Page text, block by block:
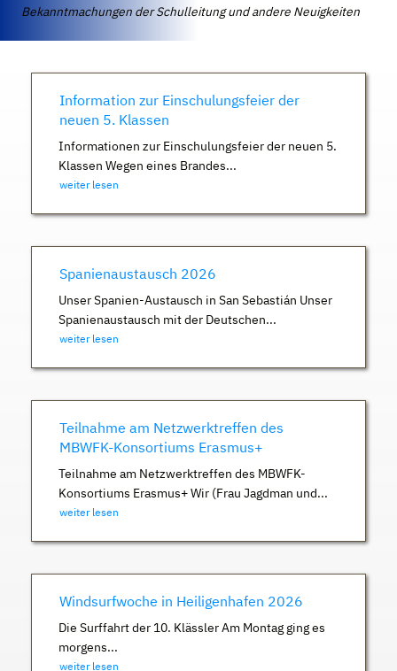
Bekanntmachungen der Schulleitung und andere Neuigkeiten
Information zur Einschulungsfeier der
neuen 5. Klassen
Informationen zur Einschulungsfeier der neuen 5.
Klassen Wegen eines Brandes...
weiter lesen
Spanienaustausch 2026
Unser Spanien-Austausch in San Sebastián Unser
Spanienaustausch mit der Deutschen...
weiter lesen
Teilnahme am Netzwerktreffen des
MBWFK-Konsortiums Erasmus+
Teilnahme am Netzwerktreffen des MBWFK-
Konsortiums Erasmus+ Wir (Frau Jagdman und...
weiter lesen
Windsurfwoche in Heiligenhafen 2026
Die Surffahrt der 10. Klässler Am Montag ging es
morgens...
weiter lesen